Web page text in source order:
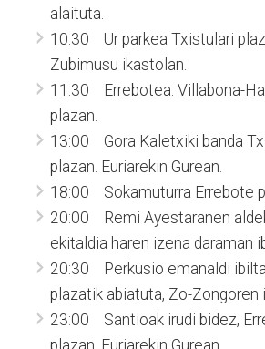
alaituta.
10:30 Ur parkea Txistulari
Zubimusu ikastolan.
11:30 Errebotea: Villabona-
plazan.
13:00 Gora Kaletxiki banda
plazan. Euriarekin Gurean.
18:00 Sokamuturra Errebote
20:00 Remi Ayestaranen
ekitaldia haren izena daraman
20:30 Perkusio emanaldi
plazatik abiatuta, Zo-Zongoren
23:00 Santioak irudi bidez,